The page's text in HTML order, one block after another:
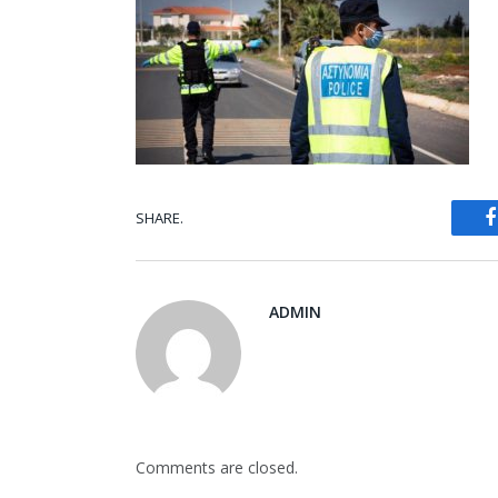
SHARE.
ADMIN
Comments are closed.